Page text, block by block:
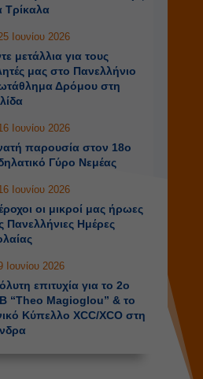
Τρίκαλα
Ιουνίου 2026
μετάλλια για τους
μας στο Πανελλήνιο
Δρόμου στη
Ιουνίου 2026
παρουσία στον 18ο
Γύρο Νεμέας
Ιουνίου 2026
οι μικροί μας ήρωες
Πανελλήνιες Ημέρες
Ιουνίου 2026
επιτυχία για το 2o
“Theo Magioglou” & το
Κύπελλο XCC/XCO στη